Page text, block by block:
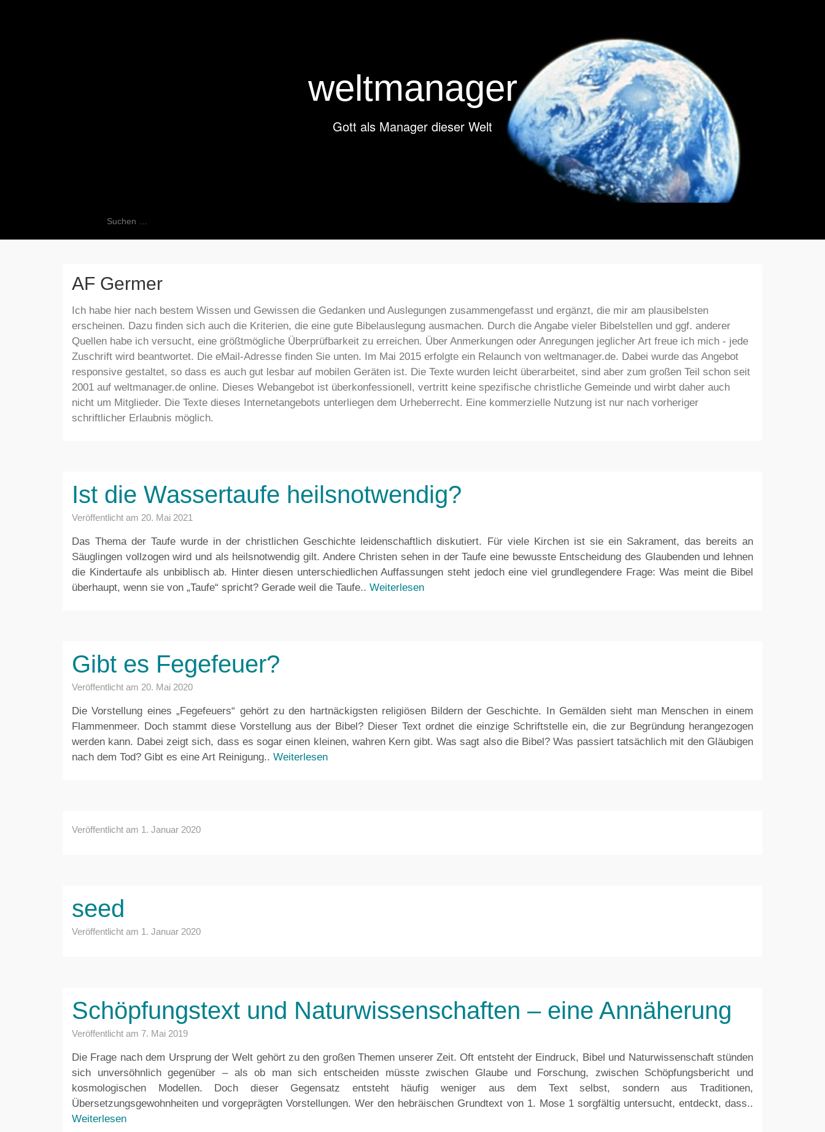
weltmanager
Gott als Manager dieser Welt
AF Germer
Ich habe hier nach bestem Wissen und Gewissen die Gedanken und Auslegungen zusammengefasst und ergänzt, die mir am plausibelsten
erscheinen. Dazu finden sich auch die Kriterien, die eine gute Bibelauslegung ausmachen. Durch die Angabe vieler Bibelstellen und ggf. anderer
Quellen habe ich versucht, eine größtmögliche Überprüfbarkeit zu erreichen. Über Anmerkungen oder Anregungen jeglicher Art freue ich mich - jede
Zuschrift wird beantwortet. Die eMail-Adresse finden Sie unten. Im Mai 2015 erfolgte ein Relaunch von weltmanager.de. Dabei wurde das Angebot
responsive gestaltet, so dass es auch gut lesbar auf mobilen Geräten ist. Die Texte wurden leicht überarbeitet, sind aber zum großen Teil schon seit
2001 auf weltmanager.de online. Dieses Webangebot ist überkonfessionell, vertritt keine spezifische christliche Gemeinde und wirbt daher auch
nicht um Mitglieder. Die Texte dieses Internetangebots unterliegen dem Urheberrecht. Eine kommerzielle Nutzung ist nur nach vorheriger
schriftlicher Erlaubnis möglich.
Ist die Wassertaufe heilsnotwendig?
Veröffentlicht am 20. Mai 2021
Das Thema der Taufe wurde in der christlichen Geschichte leidenschaftlich diskutiert. Für viele Kirchen ist sie ein Sakrament, das bereits an
Säuglingen vollzogen wird und als heilsnotwendig gilt. Andere Christen sehen in der Taufe eine bewusste Entscheidung des Glaubenden und lehnen
die Kindertaufe als unbiblisch ab. Hinter diesen unterschiedlichen Auffassungen steht jedoch eine viel grundlegendere Frage: Was meint die Bibel
überhaupt, wenn sie von „Taufe“ spricht? Gerade weil die Taufe.. Weiterlesen
Gibt es Fegefeuer?
Veröffentlicht am 20. Mai 2020
Die Vorstellung eines „Fegefeuers“ gehört zu den hartnäckigsten religiösen Bildern der Geschichte. In Gemälden sieht man Menschen in einem
Flammenmeer. Doch stammt diese Vorstellung aus der Bibel? Dieser Text ordnet die einzige Schriftstelle ein, die zur Begründung herangezogen
werden kann. Dabei zeigt sich, dass es sogar einen kleinen, wahren Kern gibt. Was sagt also die Bibel? Was passiert tatsächlich mit den Gläubigen
nach dem Tod? Gibt es eine Art Reinigung.. Weiterlesen
Veröffentlicht am 1. Januar 2020
seed
Veröffentlicht am 1. Januar 2020
Schöpfungstext und Naturwissenschaften – eine Annäherung
Veröffentlicht am 7. Mai 2019
Die Frage nach dem Ursprung der Welt gehört zu den großen Themen unserer Zeit. Oft entsteht der Eindruck, Bibel und Naturwissenschaft stünden
sich unversöhnlich gegenüber – als ob man sich entscheiden müsste zwischen Glaube und Forschung, zwischen Schöpfungsbericht und
kosmologischen Modellen. Doch dieser Gegensatz entsteht häufig weniger aus dem Text selbst, sondern aus Traditionen,
Übersetzungsgewohnheiten und vorgeprägten Vorstellungen. Wer den hebräischen Grundtext von 1. Mose 1 sorgfältig untersucht, entdeckt, dass..
Weiterlesen